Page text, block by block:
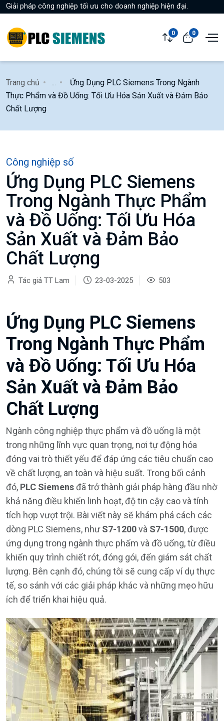
Giải pháp công nghiệp tối ưu cho doanh nghiệp hiện đại.
0 0
Trang chủ
Ứng Dụng PLC Siemens Trong Ngành
Thực Phẩm và Đồ Uống: Tối Ưu Hóa Sản Xuất và Đảm Bảo
Chất Lượng
Công nghiệp số
Ứng Dụng PLC Siemens
Trong Ngành Thực Phẩm
và Đồ Uống: Tối Ưu Hóa
Sản Xuất và Đảm Bảo
Chất Lượng
Tác giả TT Lam 23-03-2025 503
Ứng Dụng PLC Siemens
Trong Ngành Thực Phẩm
và Đồ Uống: Tối Ưu Hóa
Sản Xuất và Đảm Bảo
Chất Lượng
Ngành công nghiệp thực phẩm và đồ uống là một
trong những lĩnh vực quan trọng, nơi tự động hóa
đóng vai trò thiết yếu để đáp ứng các tiêu chuẩn cao
về chất lượng, an toàn và hiệu suất. Trong bối cảnh
đó, PLC Siemensđã trở thành giải pháp hàng đầu nhờ
khả năng điều khiển linh hoạt, độ tin cậy cao và tính
tích hợp vượt trội. Bài viết này sẽ khám phá cách các
dòng PLC Siemens, nhưS7-1200và S7-1500, được
ứng dụng trong ngành thực phẩm và đồ uống, từ điều
khiển quy trình chiết rót, đóng gói, đến giám sát chất
lượng. Bên cạnh đó, chúng tôi sẽ cung cấp ví dụ thực
tế, so sánh với các giải pháp khác và những mẹo hữu
ích để triển khai hiệu quả.